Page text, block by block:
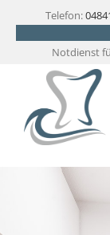
Inhalt
Telefon:
Notdienst